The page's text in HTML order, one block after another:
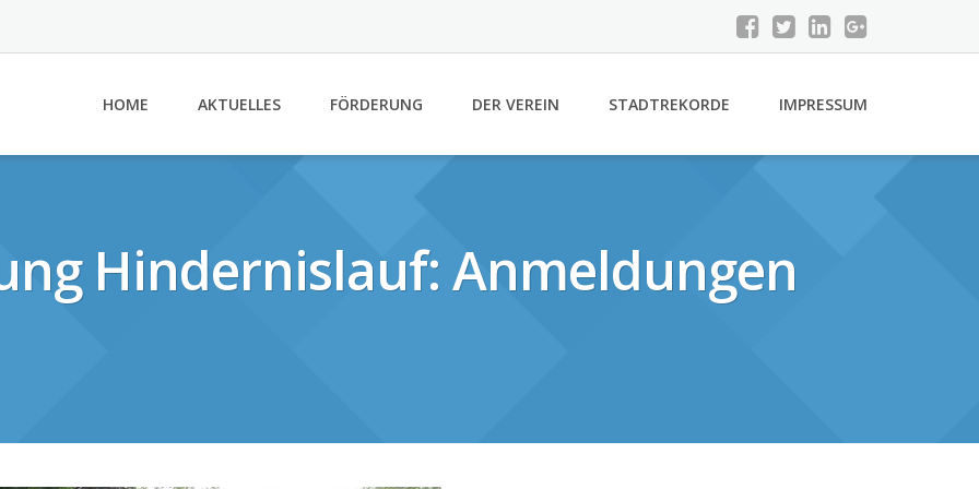
HOME AKTUELLES FÖRDERUNG DER VEREIN STADTREKORDE IMPRESSUM
Hindernislauf: Anmeldungen